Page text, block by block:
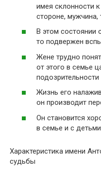
имея склонности
стороне, мужчина,
В этом состоянии
то подвержен
Жене трудно
от этого в семье
Жизнь его
он производит
Он становится
в семье и с
Характеристика имени
судьбы